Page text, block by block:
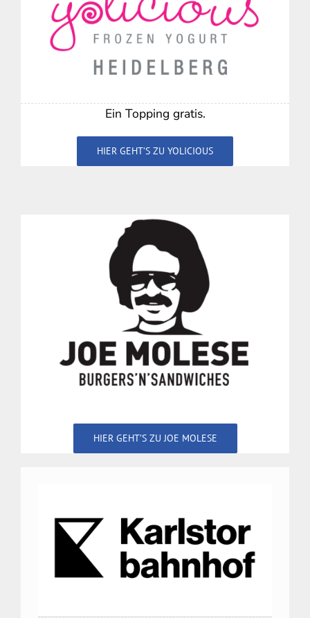
Ein Topping gratis.
HIER GEHT’S ZU YOLICIOUS
HIER GEHT’S ZU JOE MOLESE